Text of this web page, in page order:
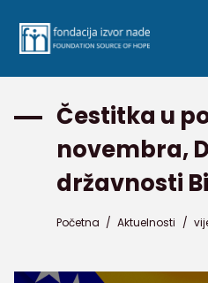
Čestitka u
novembra,
državnosti
Početna / Aktuelnosti /